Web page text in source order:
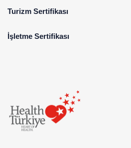
Turizm Sertifikası
İşletme Sertifikası